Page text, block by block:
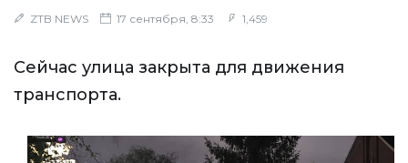
ZTB NEWS 17 сентября, 8:33 1,459
Сейчас улица закрыта для движения
транспорта.